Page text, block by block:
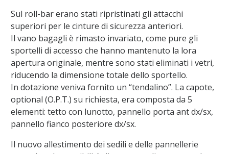
Sul roll-bar erano stati ripristinati gli attacchi
superiori per le cinture di sicurezza anteriori.
Il vano bagagli è rimasto invariato, come pure gli
sportelli di accesso che hanno mantenuto la lora
apertura originale, mentre sono stati eliminati i vetri,
riducendo la dimensione totale dello sportello.
In dotazione veniva fornito un “tendalino”. La capote,
optional (O.P.T.) su richiesta, era composta da 5
elementi: tetto con lunotto, pannello porta ant dx/sx,
pannello fianco posteriore dx/sx.
Il nuovo allestimento dei sedili e delle pannellerie